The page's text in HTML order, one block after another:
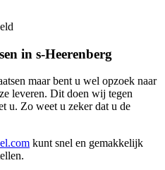
in s-Heerenberg
maar bent u wel opzoek naar
leveren. Dit doen wij tegen
u. Zo weet u zeker dat u de
kunt snel en gemakkelijk